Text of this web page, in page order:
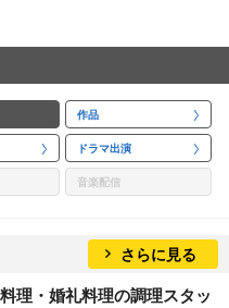
作品
ドラマ出演
音楽配信
さらに見る
理・婚礼料理の調理スタッ